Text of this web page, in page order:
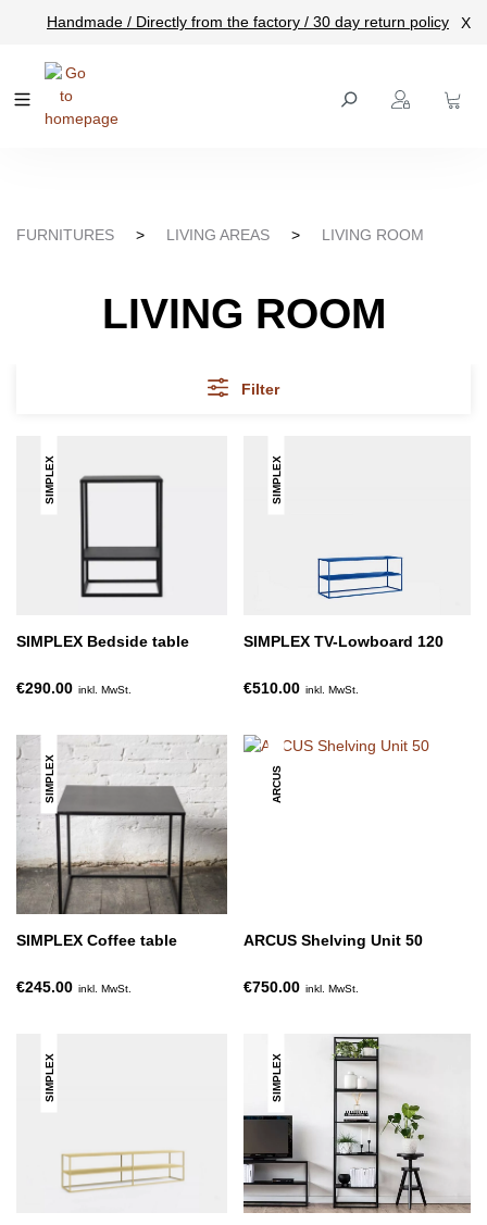
content
Handmade / Directly from the factory / 30 day return policy X
FURNITURES > LIVING AREAS > LIVING ROOM
LIVING ROOM
Filter
SIMPLEX
SIMPLEX Bedside table
€290.00 inkl. MwSt.
SIMPLEX
SIMPLEX TV-Lowboard 120
€510.00 inkl. MwSt.
SIMPLEX
SIMPLEX Coffee table
€245.00 inkl. MwSt.
ARCUS
ARCUS Shelving Unit 50
€750.00 inkl. MwSt.
SIMPLEX SIMPLEX